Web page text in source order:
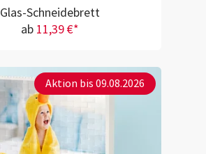
Glas-Schneidebrett
ab 11,39 €*
Aktion bis 09.08.2026